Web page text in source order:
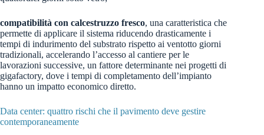
compatibilità con calcestruzzo fresco, una caratteristica che
permette di applicare il sistema riducendo drasticamente i
tempi di indurimento del substrato rispetto ai ventotto giorni
tradizionali, accelerando l’accesso al cantiere per le
lavorazioni successive, un fattore determinante nei progetti di
gigafactory, dove i tempi di completamento dell’impianto
hanno un impatto economico diretto.
Data center: quattro rischi che il pavimento deve gestire
contemporaneamente